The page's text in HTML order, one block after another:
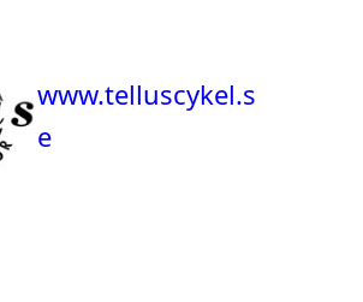
www.telluscykel.s
e